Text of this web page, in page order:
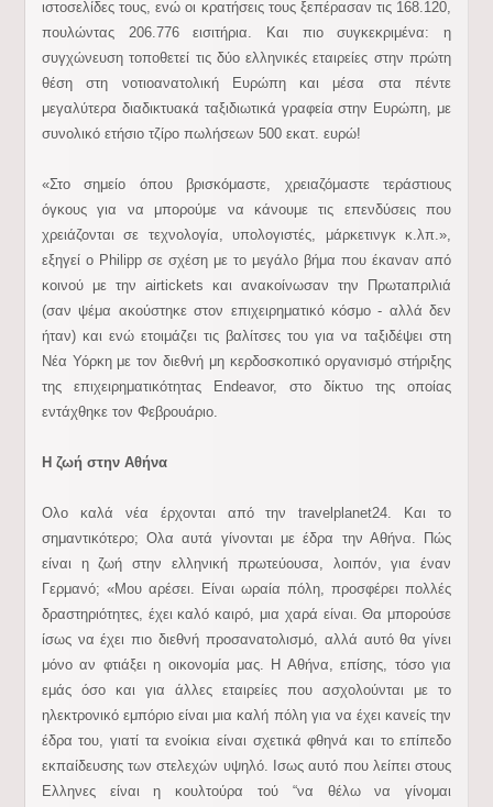
ιστοσελίδες τους, ενώ οι κρατήσεις τους ξεπέρασαν τις 168.120,
πουλώντας 206.776 εισιτήρια. Και πιο συγκεκριμένα: η
συγχώνευση τοποθετεί τις δύο ελληνικές εταιρείες στην πρώτη
θέση στη νοτιοανατολική Ευρώπη και μέσα στα πέντε
μεγαλύτερα διαδικτυακά ταξιδιωτικά γραφεία στην Ευρώπη, με
συνολικό ετήσιο τζίρο πωλήσεων 500 εκατ. ευρώ!
«Στο σημείο όπου βρισκόμαστε, χρειαζόμαστε τεράστιους
όγκους για να μπορούμε να κάνουμε τις επενδύσεις που
χρειάζονται σε τεχνολογία, υπολογιστές, μάρκετινγκ κ.λπ.»,
εξηγεί ο Philipp σε σχέση με το μεγάλο βήμα που έκαναν από
κοινού με την airtickets και ανακοίνωσαν την Πρωταπριλιά
(σαν ψέμα ακούστηκε στον επιχειρηματικό κόσμο - αλλά δεν
ήταν) και ενώ ετοιμάζει τις βαλίτσες του για να ταξιδέψει στη
Νέα Υόρκη με τον διεθνή μη κερδοσκοπικό οργανισμό στήριξης
της επιχειρηματικότητας Endeavor, στο δίκτυο της οποίας
εντάχθηκε τον Φεβρουάριο.
Η ζωή στην Αθήνα
Ολο καλά νέα έρχονται από την travelplanet24. Και το
σημαντικότερο; Ολα αυτά γίνονται με έδρα την Αθήνα. Πώς
είναι η ζωή στην ελληνική πρωτεύουσα, λοιπόν, για έναν
Γερμανό; «Μου αρέσει. Είναι ωραία πόλη, προσφέρει πολλές
δραστηριότητες, έχει καλό καιρό, μια χαρά είναι. Θα μπορούσε
ίσως να έχει πιο διεθνή προσανατολισμό, αλλά αυτό θα γίνει
μόνο αν φτιάξει η οικονομία μας. Η Αθήνα, επίσης, τόσο για
εμάς όσο και για άλλες εταιρείες που ασχολούνται με το
ηλεκτρονικό εμπόριο είναι μια καλή πόλη για να έχει κανείς την
έδρα του, γιατί τα ενοίκια είναι σχετικά φθηνά και το επίπεδο
εκπαίδευσης των στελεχών υψηλό. Ισως αυτό που λείπει στους
Ελληνες είναι η κουλτούρα τού “να θέλω να γίνομαι